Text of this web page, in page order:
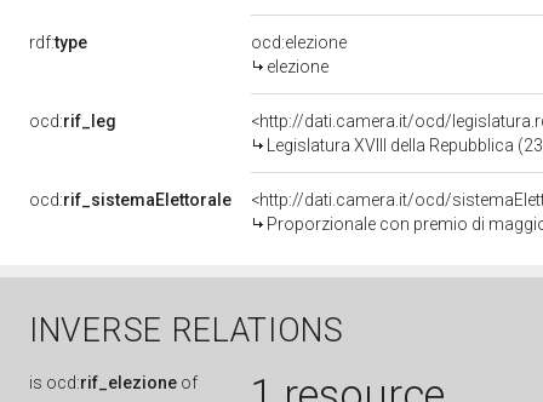
rdf:type
ocd:elezione
elezione
ocd:rif_leg
<http://dati.camera.it/ocd/
Legislatura XVIII della Repubblica
ocd:rif_sistemaElettorale
<http://dati.camera.it/ocd/
Proporzionale con premio di
INVERSE RELATIONS
is ocd:rif_elezione of